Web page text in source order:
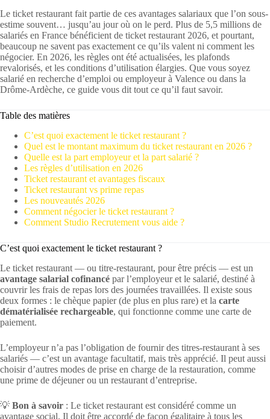
Le ticket restaurant fait partie de ces avantages salariaux que l’on sous-
estime souvent… jusqu’au jour où on le perd. Plus de 5,5 millions de
salariés en France bénéficient de ticket restaurant 2026, et pourtant,
beaucoup ne savent pas exactement ce qu’ils valent ni comment les
négocier. En 2026, les règles ont été actualisées, les plafonds
revalorisés, et les conditions d’utilisation élargies. Que vous soyez
salarié en recherche d’emploi ou employeur à Valence ou dans la
Drôme-Ardèche, ce guide vous dit tout ce qu’il faut savoir.
Table des matières
C’est quoi exactement le ticket restaurant ?
Quel est le montant maximum du ticket restaurant en 2026 ?
Quelle est la part employeur et la part salarié ?
Les règles d’utilisation en 2026
Ticket restaurant et avantages fiscaux
Ticket restaurant vs prime repas
Les nouveautés 2026
Comment négocier le ticket restaurant ?
Comment Studio Recrutement vous aide ?
C’est quoi exactement le ticket restaurant ?
Le ticket restaurant — ou titre-restaurant, pour être précis — est un
avantage salarial cofinancé par l’employeur et le salarié, destiné à
couvrir les frais de repas lors des journées travaillées. Il existe sous
deux formes : le chèque papier (de plus en plus rare) et la carte
dématérialisée rechargeable, qui fonctionne comme une carte de
paiement.
L’employeur n’a pas l’obligation de fournir des titres-restaurant à ses
salariés — c’est un avantage facultatif, mais très apprécié. Il peut aussi
choisir d’autres modes de prise en charge de la restauration, comme
une prime de déjeuner ou un restaurant d’entreprise.
💡 Bon à savoir : Le ticket restaurant est considéré comme un
avantage social. Il doit être accordé de façon égalitaire à tous les